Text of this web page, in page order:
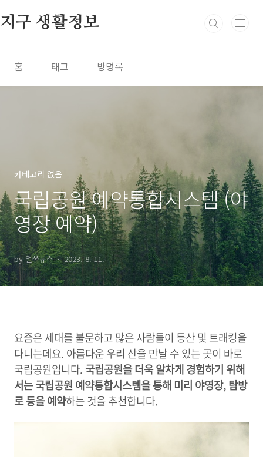
지구 생활정보
홈 태그 방명록
카테고리 없음
국립공원 예약통합시스템 (야
영장 예약)
by 얼쓰뉴스 2023. 8. 11.
요즘은 세대를 불문하고 많은 사람들이 등산 및 트래킹을
다니는데요. 아름다운 우리 산을 만날 수 있는 곳이 바로
국립공원입니다. 국립공원을 더욱 알차게 경험하기 위해
서는 국립공원 예약통합시스템을 통해 미리 야영장, 탐방
로 등을 예약하는 것을 추천합니다.